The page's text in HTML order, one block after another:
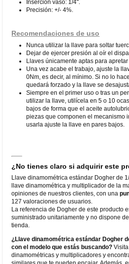
Inserción vaso: 1/4".
Precisión: +/- 4%.
Recomendaciones de uso
Nunca utilizar la llave para soltar
Dejar de ejercer presión al oír el
Llaves únicamente aptas para apretar
Una vez acabe el trabajo, ajuste la
0Nm, es decir, al mínimo. Si no lo
quedará forzado y la llave se
Siempre en el primer uso o tras un
utilizar la llave, utilícela en 5 o 10
bajos de forma que el aceite
piezas que componen el mecanismo
usarla ajuste la llave en pares bajos.
¿No tienes claro si adquirir este
Llave dinamométrica estándar Dogher de
llave dinamométrica y multiplicador de la
opiniones de nuestros clientes, con una
127 valoraciones de usuarios.
La referencia de Dogher de este producto
suministrado unitariamente y no dispone
tienda.
¿Llave dinamométrica estándar Dogher
con el modelo que estás buscando?
dinamométricas y multiplicadores y